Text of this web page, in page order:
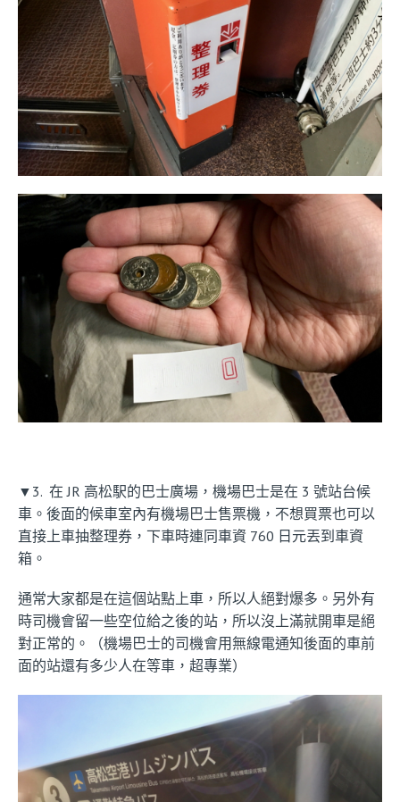
▼3. 在 JR 高松駅的巴士廣場，機場巴士是在 3 號站台候
車。後面的候車室內有機場巴士售票機，不想買票也可以
直接上車抽整理券，下車時連同車資 760 日元丟到車資
箱。
通常大家都是在這個站點上車，所以人絕對爆多。另外有
時司機會留一些空位給之後的站，所以沒上滿就開車是絕
對正常的。（機場巴士的司機會用無線電通知後面的車前
面的站還有多少人在等車，超專業）